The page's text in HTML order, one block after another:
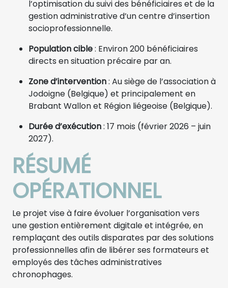
l’optimisation du suivi des bénéficiaires et de la
gestion administrative d’un centre d’insertion
socioprofessionnelle.
Population cible: Environ 200 bénéficiaires
directs en situation précaire par an.
Zone d’intervention: Au siège de l’association à
Jodoigne (Belgique) et principalement en
Brabant Wallon et Région liégeoise (Belgique).
Durée d’exécution: 17 mois (février 2026 – juin
2027).
RÉSUMÉ
OPÉRATIONNEL
Le projet vise à faire évoluer l’organisation vers
une gestion entièrement digitale et intégrée, en
remplaçant des outils disparates par des solutions
professionnelles afin de libérer ses formateurs et
employés des tâches administratives
chronophages.